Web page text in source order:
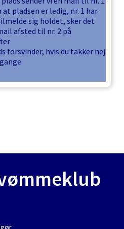
pladsen er ledig, nr. 1 har
sig holdet, sker det
afsted til nr. 2 på
forsvinder, hvis du takker nej
gange.